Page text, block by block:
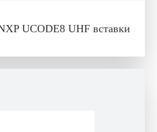
UCODE8 UHF вставки